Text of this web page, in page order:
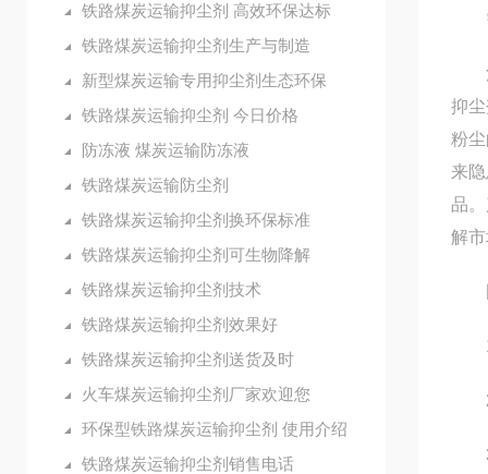
铁路煤炭运输抑尘剂 高效环保达标
铁路煤炭运输抑尘剂生产与制造
新型煤炭运输专用抑尘剂生态环保
铁路煤炭运输抑尘剂 今日价格
防冻液 煤炭运输防冻液
铁路煤炭运输防尘剂
铁路煤炭运输抑尘剂换环保标准
铁路煤炭运输抑尘剂可生物降解
铁路煤炭运输抑尘剂技术
铁路煤炭运输抑尘剂效果好
铁路煤炭运输抑尘剂送货及时
火车煤炭运输抑尘剂厂家欢迎您
环保型铁路煤炭运输抑尘剂 使用介绍
铁路煤炭运输抑尘剂销售电话
需
河
抑
粉
来
品
解
1.
2.
3.